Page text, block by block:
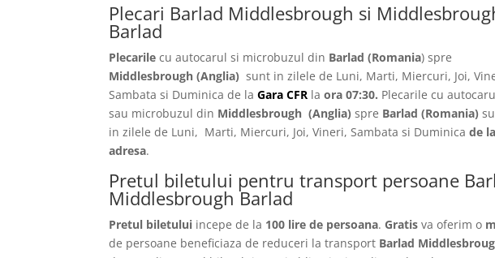
Plecari Barlad Middlesbrough si
Barlad
Plecarile cu autocarul si microbuzul din Barlad (Romania) spre
Middlesbrough (Anglia) sunt in zilele de Luni, Marti, Miercuri, Joi,
Sambata si Duminica de laGara CFR laora 07:30. Plecarile cu
sau microbuzul din Middlesbrough (Anglia)spre Barlad(Romania)
in zilele de Luni, Marti, Miercuri, Joi, Vineri, Sambata si Duminicade la
adresa.
Pretul biletului pentru transport persoane
Middlesbrough Barlad
Pretul biletului incepe de la 100 lire de persoana. Gratis va oferim o
de persoane beneficiaza de reduceri la transport Barlad